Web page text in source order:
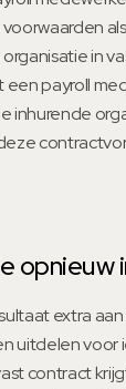
in
payroll
inhurende
opnieuw
extra
uitdelen voor
contract